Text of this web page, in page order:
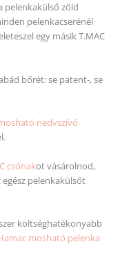
pelenkakülső zöld
pelenkacserénél
egy másik T.MAC
bőrét: se patent-, se
nedvszívó
csónakot vásárolnod,
pelenkakülsőt
költséghatékonyabb
mosható pelenka